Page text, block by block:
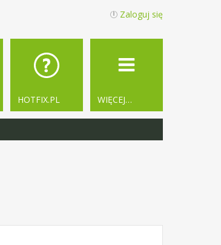
Zaloguj się
WIĘCEJ…
HOTFIX.PL